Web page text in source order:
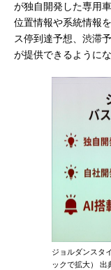
が独自開発した専用
位置情報や系統情報
ス停到達予想、渋滞
が提供できるように
ジョルダンスタ
ックで拡大） 出